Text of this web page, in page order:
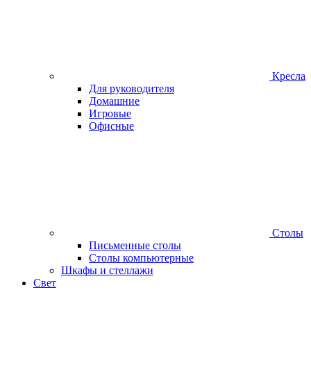
Кресла
Для руководителя
Домашние
Игровые
Офисные
Столы
Письменные столы
Столы компьютерные
Шкафы и стеллажи
Свет